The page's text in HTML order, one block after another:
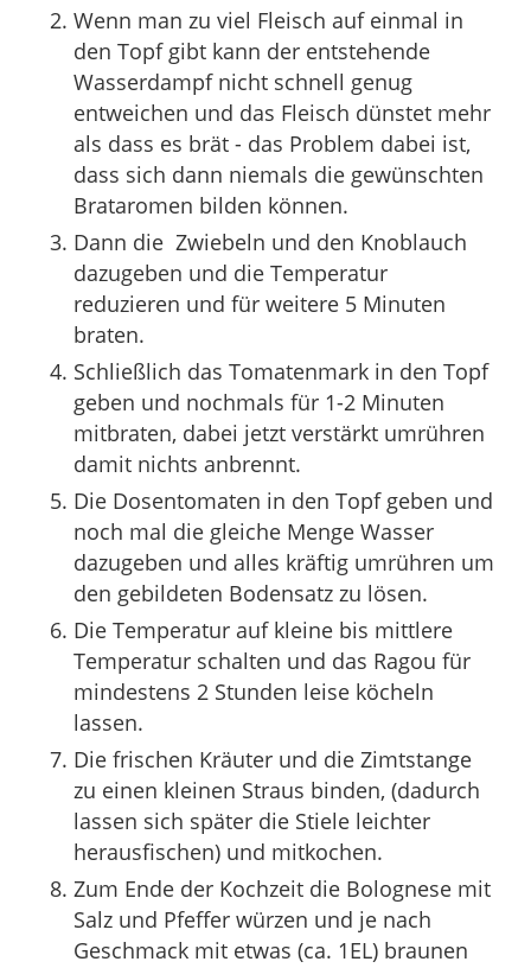
Wenn man zu viel Fleisch auf einmal in
den Topf gibt kann der entstehende
Wasserdampf nicht schnell genug
entweichen und das Fleisch dünstet mehr
als dass es brät - das Problem dabei ist,
dass sich dann niemals die gewünschten
Brataromen bilden können.
Dann die Zwiebeln und den Knoblauch
dazugeben und die Temperatur
reduzieren und für weitere 5 Minuten
braten.
Schließlich das Tomatenmark in den Topf
geben und nochmals für 1-2 Minuten
mitbraten, dabei jetzt verstärkt umrühren
damit nichts anbrennt.
Die Dosentomaten in den Topf geben und
noch mal die gleiche Menge Wasser
dazugeben und alles kräftig umrühren um
den gebildeten Bodensatz zu lösen.
Die Temperatur auf kleine bis mittlere
Temperatur schalten und das Ragou für
mindestens 2 Stunden leise köcheln
lassen.
Die frischen Kräuter und die Zimtstange
zu einen kleinen Straus binden, (dadurch
lassen sich später die Stiele leichter
herausfischen) und mitkochen.
Zum Ende der Kochzeit die Bolognese mit
Salz und Pfeffer würzen und je nach
Geschmack mit etwas (ca. 1EL) braunen